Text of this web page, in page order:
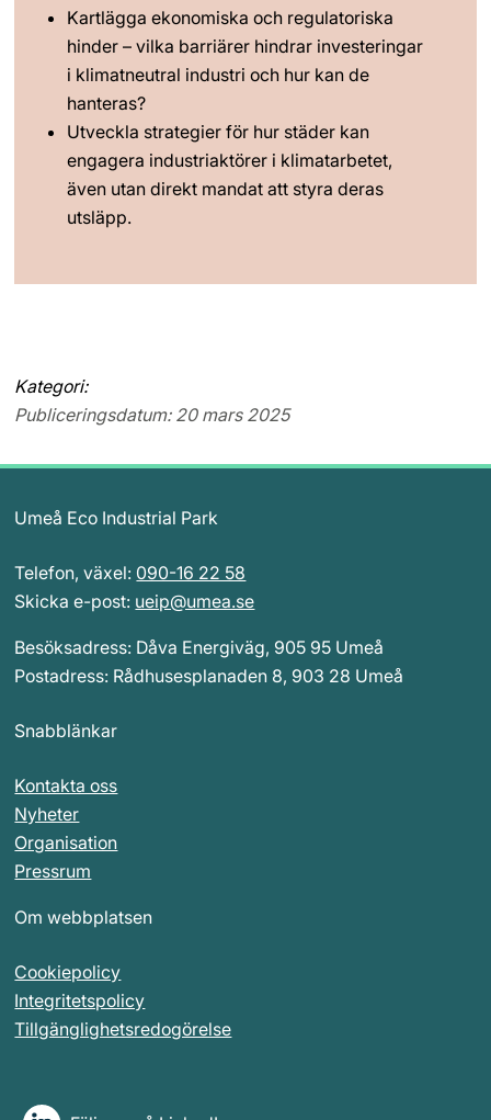
Kartlägga ekonomiska och regulatoriska
hinder – vilka barriärer hindrar investeringar
i klimatneutral industri och hur kan de
hanteras?
Utveckla strategier för hur städer kan
engagera industriaktörer i klimatarbetet,
även utan direkt mandat att styra deras
utsläpp.
Kategori:
Publiceringsdatum: 20 mars 2025
Umeå Eco Industrial Park
Telefon, växel: 090-16 22 58
Skicka e-post: ueip@umea.se
Besöksadress: Dåva Energiväg, 905 95 Umeå
Postadress: Rådhusesplanaden 8, 903 28 Umeå
Snabblänkar
Kontakta oss
Nyheter
Organisation
Pressrum
Om webbplatsen
Cookiepolicy
Integritetspolicy
Tillgänglighetsredogörelse